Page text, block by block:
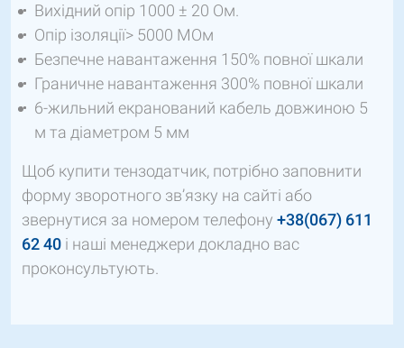
Вихідний опір 1000 ± 20 Ом.
Опір ізоляції> 5000 МОм
Безпечне навантаження 150% повної шкали
Граничне навантаження 300% повної шкали
6-жильний екранований кабель довжиною 5
м та діаметром 5 мм
Щоб купити тензодатчик, потрібно заповнити
форму зворотного зв’язку на сайті або
звернутися за номером телефону +38(067) 611
62 40 і наші менеджери докладно вас
проконсультують.